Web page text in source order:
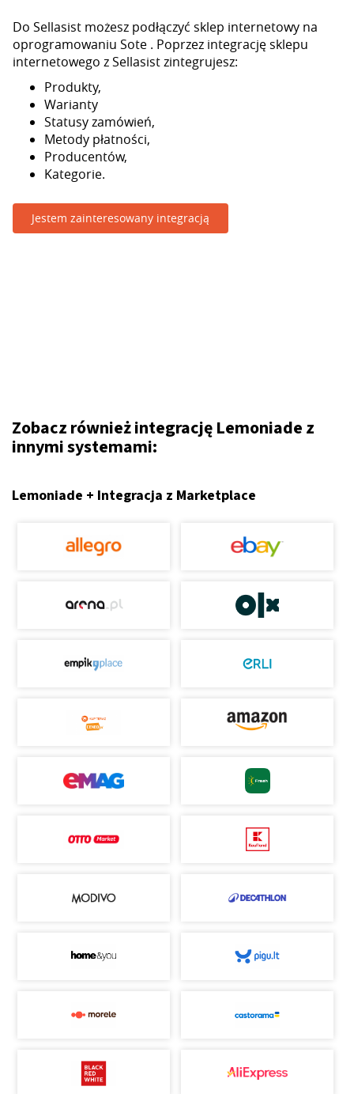
Do Sellasist możesz podłączyć sklep internetowy na
oprogramowaniu Sote . Poprzez integrację sklepu
internetowego z Sellasist zintegrujesz:
Produkty,
Warianty
Statusy zamówień,
Metody płatności,
Producentów,
Kategorie.
Jestem zainteresowany integracją
Zobacz również integrację Lemoniade z
innymi systemami:
Lemoniade + Integracja z Marketplace